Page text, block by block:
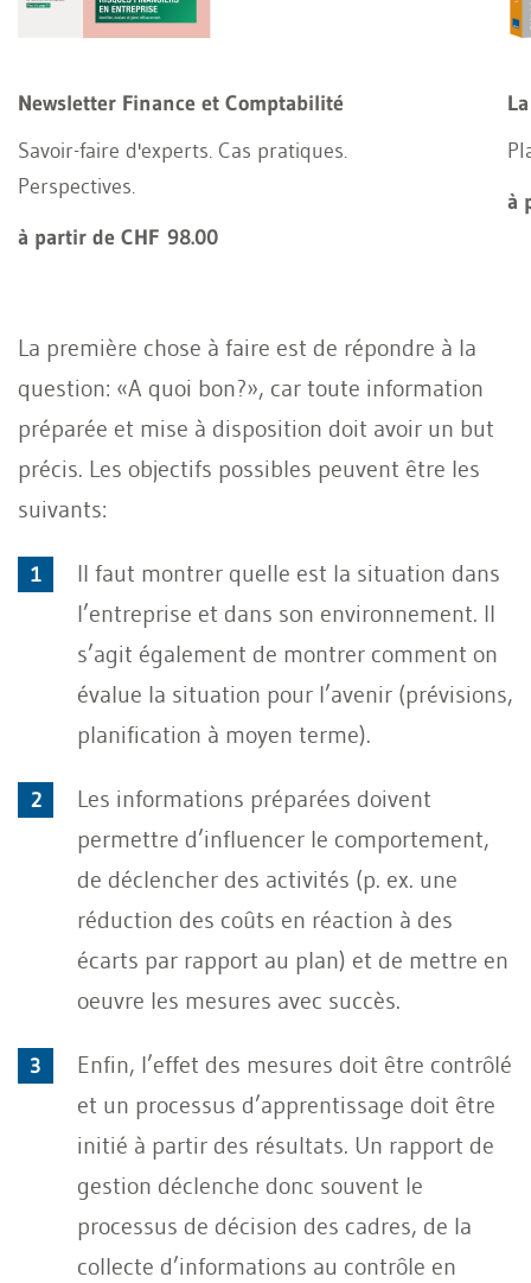
Newsletter Finance et Comptabilité
Savoir-faire d'experts. Cas pratiques.
Perspectives.
à partir de CHF 98.00
à
La première chose à faire est de répondre à la
question: «A quoi bon?», car toute information
préparée et mise à disposition doit avoir un but
précis. Les objectifs possibles peuvent être les
suivants:
Il faut montrer quelle est la situation dans
l’entreprise et dans son environnement. Il
s’agit également de montrer comment on
évalue la situation pour l’avenir (prévisions,
planification à moyen terme).
Les informations préparées doivent
permettre d’influencer le comportement,
de déclencher des activités (p. ex. une
réduction des coûts en réaction à des
écarts par rapport au plan) et de mettre en
oeuvre les mesures avec succès.
Enfin, l’effet des mesures doit être contrôlé
et un processus d’apprentissage doit être
initié à partir des résultats. Un rapport de
gestion déclenche donc souvent le
processus de décision des cadres, de la
collecte d’informations au contrôle en